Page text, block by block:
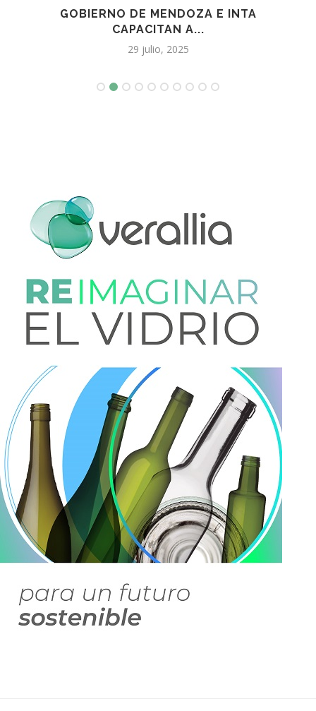
GOBIERNO DE MENDOZA E INTA
CAPACITAN A...
29 julio, 2025